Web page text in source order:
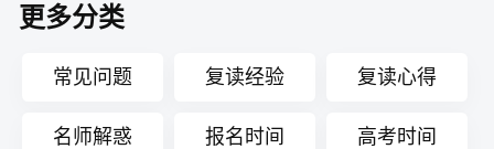
更多分类
常见问题 复读经验 复读心得
名师解惑 报名时间 高考时间